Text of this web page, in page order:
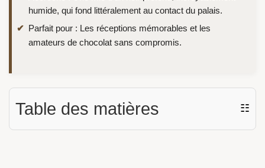
humide, qui fond littéralement au contact du palais.
Parfait pour : Les réceptions mémorables et les
amateurs de chocolat sans compromis.
Table des matières ☷